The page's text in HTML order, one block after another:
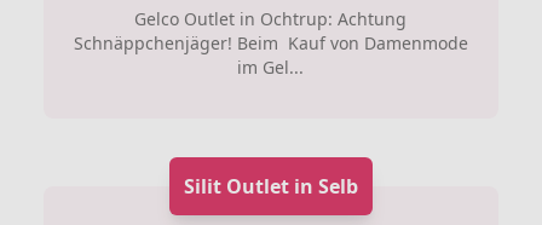
Gelco Outlet in Ochtrup: Achtung
Schnäppchenjäger! Beim Kauf von Damenmode
im Gel...
Silit Outlet in Selb